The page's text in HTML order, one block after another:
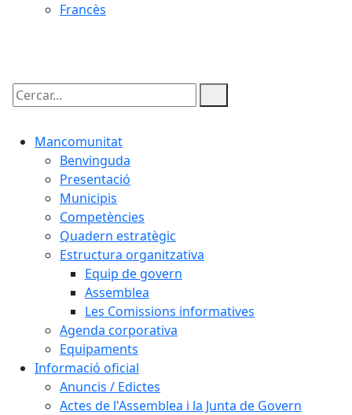
Francès
Cercar:
Mancomunitat
Benvinguda
Presentació
Municipis
Competències
Quadern estratègic
Estructura organitzativa
Equip de govern
Assemblea
Les Comissions informatives
Agenda corporativa
Equipaments
Informació oficial
Anuncis / Edictes
Actes de l'Assemblea i la Junta de Govern